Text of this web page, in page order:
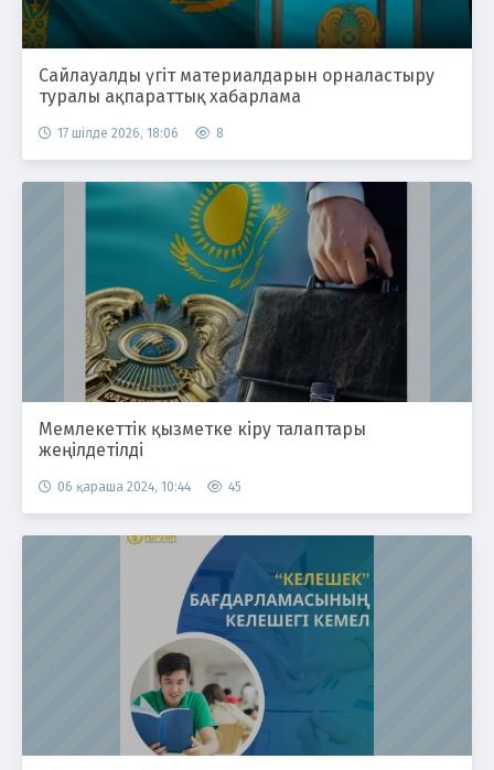
Сайлауалды үгіт материалдарын орналастыру
туралы ақпараттық хабарлама
17 шілде 2026, 18:06 8
Мемлекеттік қызметке кіру талаптары
жеңілдетілді
06 қараша 2024, 10:44 45